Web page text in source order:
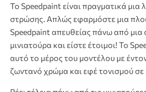
Το Speedpaint είναι πραγματικά μια
στρώσης. Απλώς εφαρμόστε μια
Speedpaint απευθείας πάνω από
μινιατούρα και είστε έτοιμοι! Το
αυτό το μέρος του μοντέλου με
ζωντανό χρώμα και εφέ τονισμού σε